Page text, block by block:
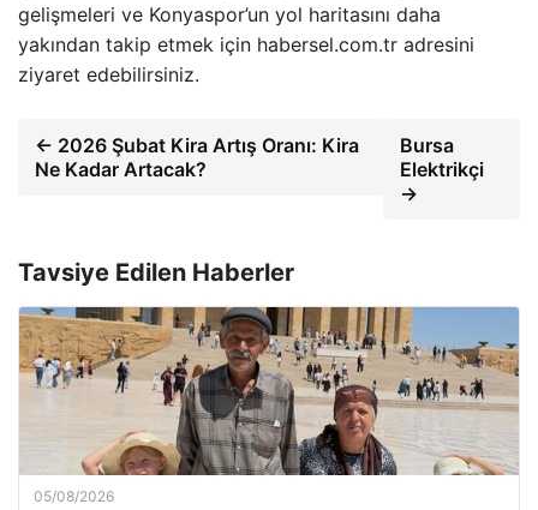
gelişmeleri ve Konyaspor’un yol haritasını daha
yakından takip etmek için habersel.com.tr adresini
ziyaret edebilirsiniz.
← 2026 Şubat Kira Artış Oranı: Kira
Ne Kadar Artacak?
Bursa
Elektrikçi
→
Tavsiye Edilen Haberler
05/08/2026